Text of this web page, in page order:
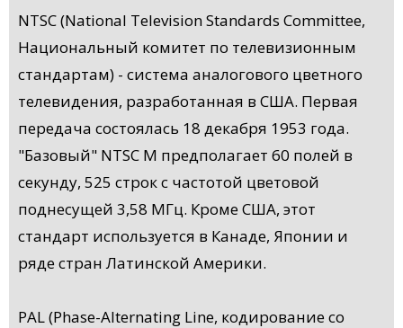
NTSC (National Television Standards Committee,
Национальный комитет по телевизионным
стандартам) - система аналогового цветного
телевидения, разработанная в США. Первая
передача состоялась 18 декабря 1953 года.
"Базовый" NTSC M предполагает 60 полей в
секунду, 525 строк с частотой цветовой
поднесущей 3,58 МГц. Кроме США, этот
стандарт используется в Канаде, Японии и
ряде стран Латинской Америки.
PAL (Phase-Alternating Line, кодирование со